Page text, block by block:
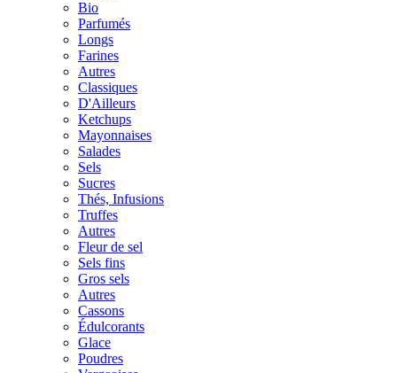
Bio
Parfumés
Longs
Farines
Autres
Classiques
D'Ailleurs
Ketchups
Mayonnaises
Salades
Sels
Sucres
Thés, Infusions
Truffes
Autres
Fleur de sel
Sels fins
Gros sels
Autres
Cassons
Édulcorants
Glace
Poudres